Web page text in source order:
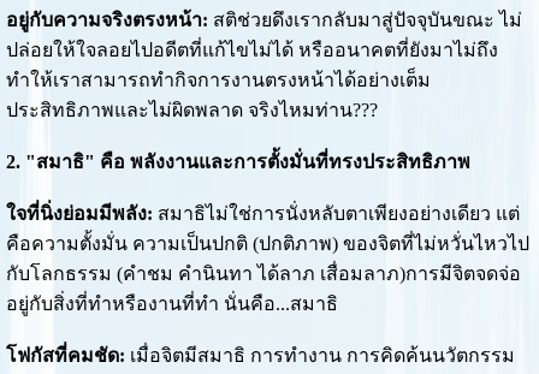
อยู่กับความจริงตรงหน้า: สติช่วยดึงเรากลับมาสู่ปัจจุบันขณะ ไม่
ปล่อยให้ใจลอยไปอดีตที่แก้ไขไม่ได้ หรืออนาคตที่ยังมาไม่ถึง
ทำให้เราสามารถทำกิจการงานตรงหน้าได้อย่างเต็ม
ประสิทธิภาพและไม่ผิดพลาด จริงไหมท่าน???
2. "สมาธิ" คือ พลังงานและการตั้งมั่นที่ทรงประสิทธิภาพ
ใจที่นิ่งย่อมมีพลัง: สมาธิไม่ใช่การนั่งหลับตาเพียงอย่างเดียว แต่
คือความตั้งมั่น ความเป็นปกติ (ปกติภาพ) ของจิตที่ไม่หวั่นไหวไป
กับโลกธรรม (คำชม คำนินทา ได้ลาภ เสื่อมลาภ)การมีจิตจดจ่อ
อยู่กับสิ่งที่ทำหรืองานที่ทำ นั่นคือ...สมาธิ
โฟกัสที่คมชัด: เมื่อจิตมีสมาธิ การทำงาน การคิดค้นนวัตกรรม